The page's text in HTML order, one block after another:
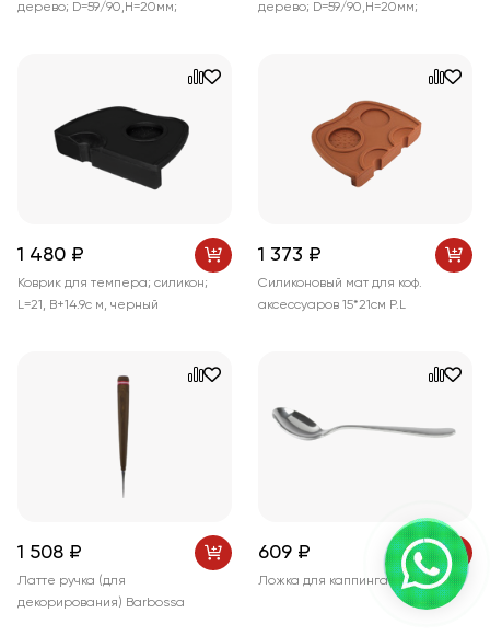
дерево; D=59/90,H=20мм;
дерево; D=59/90,H=20мм;
1 480 ₽
Коврик для темпера; силикон;
L=21, В+14.9с м, черный
1 373 ₽
Силиконовый мат для коф.
аксессуаров 15*21см P.L
1 508 ₽
Латте ручка (для
декорирования) Barbossa
609 ₽
Ложка для каппинга JoeFrex